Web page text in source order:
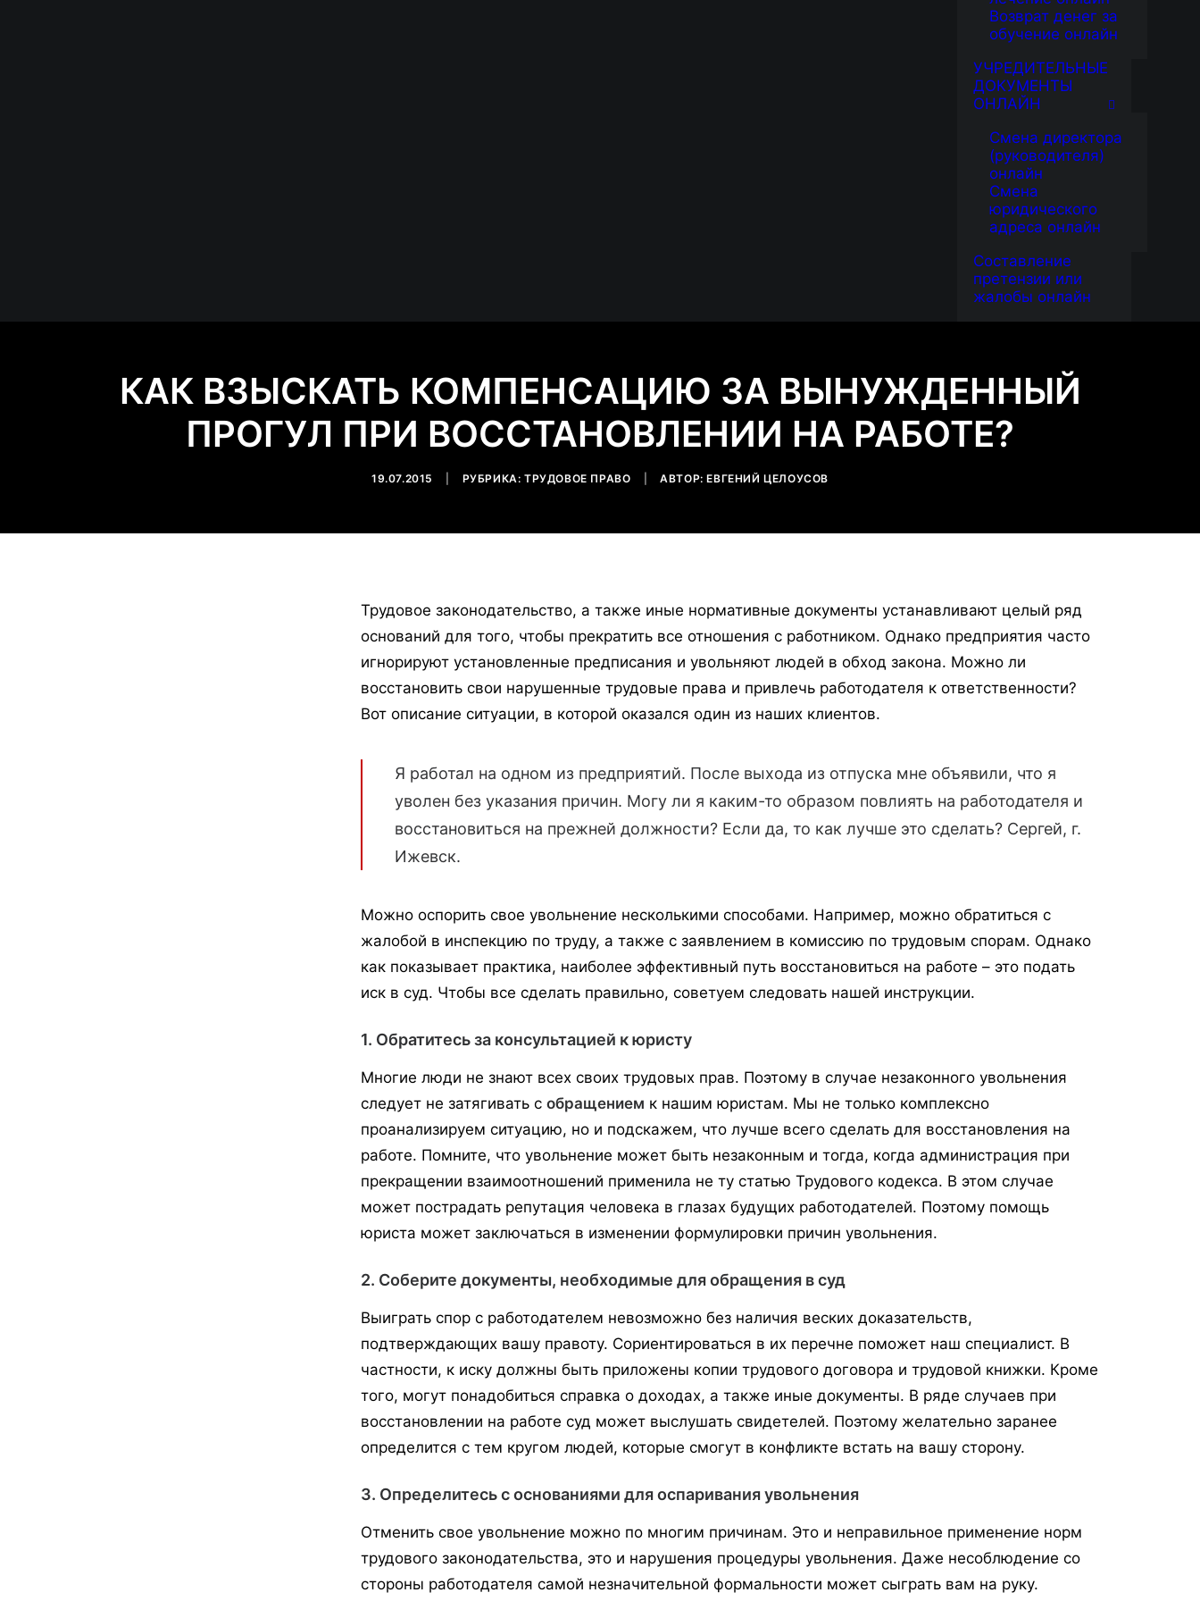
Возврат денег за
обучение онлайн
УЧРЕДИТЕЛЬНЫЕ
ДОКУМЕНТЫ
ОНЛАЙН
Смена директора
(руководителя)
онлайн
Смена
юридического
адреса онлайн
Составление
претензии или
жалобы онлайн
КАК ВЗЫСКАТЬ КОМПЕНСАЦИЮ ЗА ВЫНУЖДЕННЫЙ
ПРОГУЛ ПРИ ВОССТАНОВЛЕНИИ НА РАБОТЕ?
19.07.2015 РУБРИКА:ТРУДОВОЕ ПРАВО АВТОР:ЕВГЕНИЙ ЦЕЛОУСОВ
Трудовое законодательство, а также иные нормативные документы устанавливают целый ряд
оснований для того, чтобы прекратить все отношения с работником. Однако предприятия часто
игнорируют установленные предписания и увольняют людей в обход закона. Можно ли
восстановить свои нарушенные трудовые права и привлечь работодателя к ответственности?
Вот описание ситуации, в которой оказался один из наших клиентов.
Я работал на одном из предприятий. После выхода из отпуска мне объявили, что я
уволен без указания причин. Могу ли я каким-то образом повлиять на работодателя и
восстановиться на прежней должности? Если да, то как лучше это сделать? Сергей, г.
Ижевск.
Можно оспорить свое увольнение несколькими способами. Например, можно обратиться с
жалобой в инспекцию по труду, а также с заявлением в комиссию по трудовым спорам. Однако
как показывает практика, наиболее эффективный путь восстановиться на работе – это подать
иск в суд. Чтобы все сделать правильно, советуем следовать нашей инструкции.
1. Обратитесь за консультацией к юристу
Многие люди не знают всех своих трудовых прав. Поэтому в случае незаконного увольнения
следует не затягивать с обращением к нашим юристам. Мы не только комплексно
проанализируем ситуацию, но и подскажем, что лучше всего сделать для восстановления на
работе. Помните, что увольнение может быть незаконным и тогда, когда администрация при
прекращении взаимоотношений применила не ту статью Трудового кодекса. В этом случае
может пострадать репутация человека в глазах будущих работодателей. Поэтому помощь
юриста может заключаться в изменении формулировки причин увольнения.
2. Соберите документы, необходимые для обращения в суд
Выиграть спор с работодателем невозможно без наличия веских доказательств,
подтверждающих вашу правоту. Сориентироваться в их перечне поможет наш специалист. В
частности, к иску должны быть приложены копии трудового договора и трудовой книжки. Кроме
того, могут понадобиться справка о доходах, а также иные документы. В ряде случаев при
восстановлении на работе суд может выслушать свидетелей. Поэтому желательно заранее
определится с тем кругом людей, которые смогут в конфликте встать на вашу сторону.
3. Определитесь с основаниями для оспаривания увольнения
Отменить свое увольнение можно по многим причинам. Это и неправильное применение норм
трудового законодательства, это и нарушения процедуры увольнения. Даже несоблюдение со
стороны работодателя самой незначительной формальности может сыграть вам на руку.